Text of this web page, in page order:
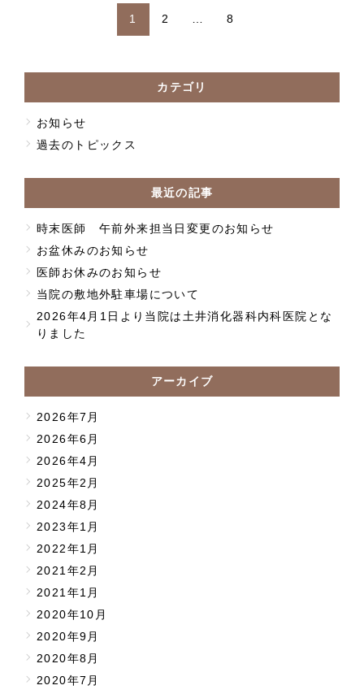
1 2 … 8
カテゴリ
お知らせ
過去のトピックス
最近の記事
時末医師 午前外来担当日変更のお知らせ
お盆休みのお知らせ
医師お休みのお知らせ
当院の敷地外駐車場について
2026年4月1日より当院は土井消化器科内科医院とな
りました
アーカイブ
2026年7月
2026年6月
2026年4月
2025年2月
2024年8月
2023年1月
2022年1月
2021年2月
2021年1月
2020年10月
2020年9月
2020年8月
2020年7月